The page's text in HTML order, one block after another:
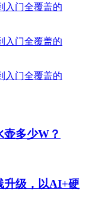
多少W？
升级，以AI+硬